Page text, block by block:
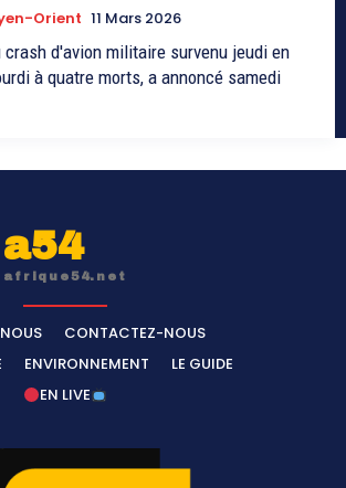
Orient 11 Mars 2026
d'avion militaire survenu jeudi en
à quatre morts, a annoncé samedi
a54
afrique54.net
CONTACTEZ-NOUS
ENVIRONNEMENT
LE GUIDE
EN LIVE